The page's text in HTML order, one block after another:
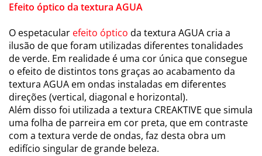
Efeito óptico da textura AGUA
O espetacular efeito óptico da textura AGUA cria a
ilusão de que foram utilizadas diferentes tonalidades
de verde. Em realidade é uma cor única que consegue
o efeito de distintos tons graças ao acabamento da
textura AGUA em ondas instaladas em diferentes
direções (vertical, diagonal e horizontal).
Além disso foi utilizada a textura CREAKTIVE que simula
uma folha de parreira em cor preta, que em contraste
com a textura verde de ondas, faz desta obra um
edifício singular de grande beleza.